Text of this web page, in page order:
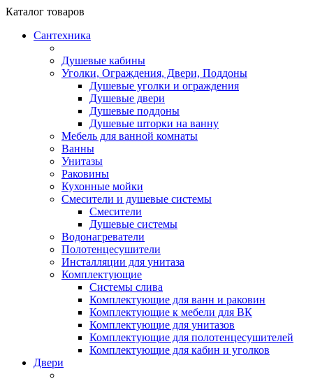
Каталог товаров
Сантехника
Душевые кабины
Уголки, Ограждения, Двери, Поддоны
Душевые уголки и ограждения
Душевые двери
Душевые поддоны
Душевые шторки на ванну
Мебель для ванной комнаты
Ванны
Унитазы
Раковины
Кухонные мойки
Смесители и душевые системы
Смесители
Душевые системы
Водонагреватели
Полотенцесушители
Инсталляции для унитаза
Комплектующие
Системы слива
Комплектующие для ванн и раковин
Комплектующие к мебели для ВК
Комплектующие для унитазов
Комплектующие для полотенцесушителей
Комплектующие для кабин и уголков
Двери